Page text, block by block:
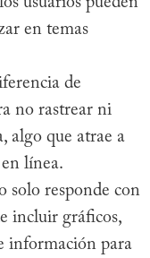
en temas
de
no rastrear ni
algo que atrae a
línea.
solo responde con
incluir gráficos,
información para